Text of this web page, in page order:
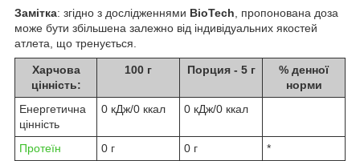
Замітка: згідно з дослідженнями BioTech , пропонована доза
може бути збільшена залежно від індивідуальних якостей
атлета, що тренується.
Харчова
цінність:
100 г Порция - 5 г
% денної
норми
Енергетична
цінність
0 кДж/0 ккал 0 кДж/0 ккал
Протеїн 0 г 0 г
*